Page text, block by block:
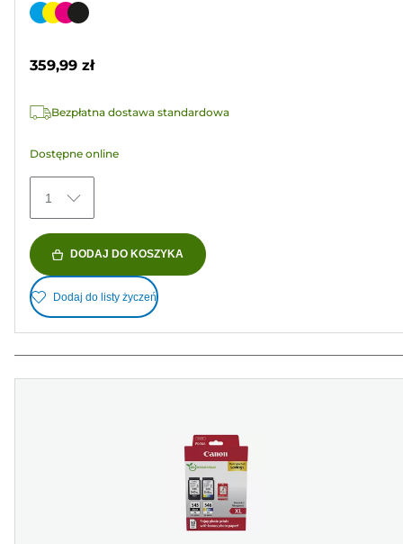
na
1584
Wkład
359,99 zł
Bezpłatna dostawa standardowa
Dostępne online
1
DODAJ DO KOSZYKA
Dodaj do listy życzeń